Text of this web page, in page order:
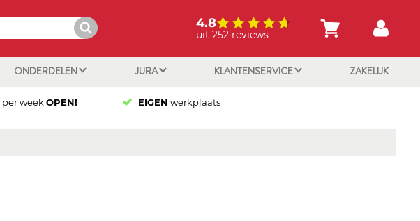
4.8
uit 252 reviews
ONDERDELEN JURA KLANTENSERVICE ZAKELIJK
per weekOPEN! EIGEN werkplaats